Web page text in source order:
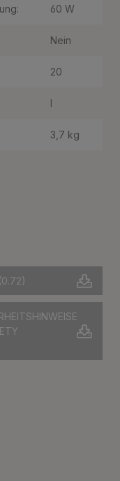
(0.72)
60 W
Nein
20
I
3,7 kg